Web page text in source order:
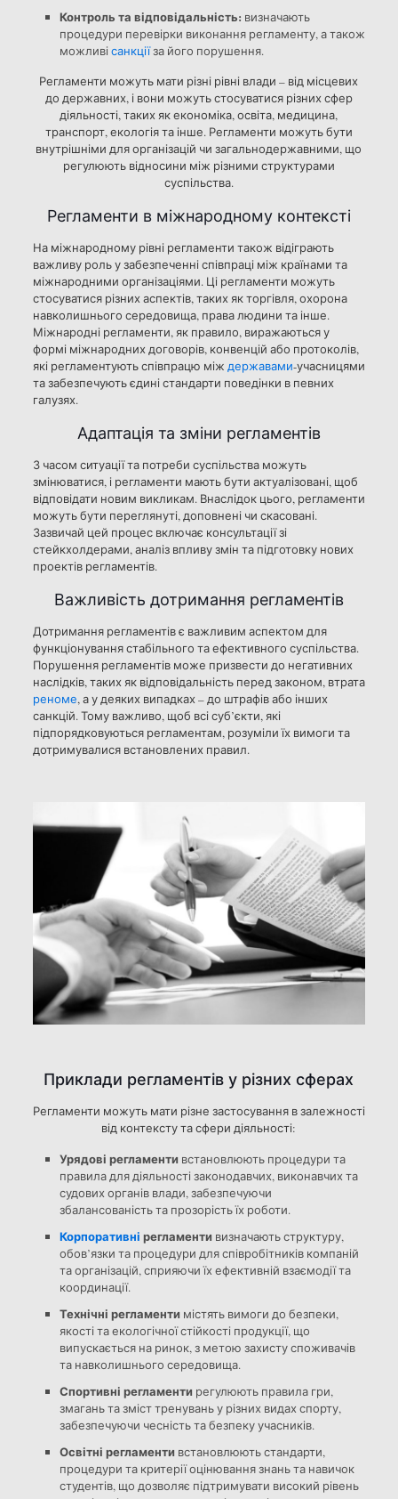
Контроль та відповідальність: визначають
процедури перевірки виконання регламенту, а також
можливі санкціїза його порушення.
Регламенти можуть мати різні рівні влади – від місцевих
до державних, і вони можуть стосуватися різних сфер
діяльності, таких як економіка, освіта, медицина,
транспорт, екологія та інше. Регламенти можуть бути
внутрішніми для організацій чи загальнодержавними, що
регулюють відносини між різними структурами
суспільства.
Регламенти в міжнародному контексті
На міжнародному рівні регламенти також відіграють
важливу роль у забезпеченні співпраці між країнами та
міжнародними організаціями. Ці регламенти можуть
стосуватися різних аспектів, таких як торгівля, охорона
навколишнього середовища, права людини та інше.
Міжнародні регламенти, як правило, виражаються у
формі міжнародних договорів, конвенцій або протоколів,
які регламентують співпрацю між державами-учасницями
та забезпечують єдині стандарти поведінки в певних
галузях.
Адаптація та зміни регламентів
З часом ситуації та потреби суспільства можуть
змінюватися, і регламенти мають бути актуалізовані, щоб
відповідати новим викликам. Внаслідок цього, регламенти
можуть бути переглянуті, доповнені чи скасовані.
Зазвичай цей процес включає консультації зі
стейкхолдерами, аналіз впливу змін та підготовку нових
проектів регламентів.
Важливість дотримання регламентів
Дотримання регламентів є важливим аспектом для
функціонування стабільного та ефективного суспільства.
Порушення регламентів може призвести до негативних
наслідків, таких як відповідальність перед законом, втрата
реноме, а у деяких випадках – до штрафів або інших
санкцій. Тому важливо, щоб всі суб’єкти, які
підпорядковуються регламентам, розуміли їх вимоги та
дотримувалися встановлених правил.
Приклади регламентів у різних сферах
Регламенти можуть мати різне застосування в залежності
від контексту та сфери діяльності:
Урядові регламентивстановлюють процедури та
правила для діяльності законодавчих, виконавчих та
судових органів влади, забезпечуючи
збалансованість та прозорість їх роботи.
Корпоративні регламентивизначають структуру,
обов’язки та процедури для співробітників компаній
та організацій, сприяючи їх ефективній взаємодії та
координації.
Технічні регламентимістять вимоги до безпеки,
якості та екологічної стійкості продукції, що
випускається на ринок, з метою захисту споживачів
та навколишнього середовища.
Спортивні регламентирегулюють правила гри,
змагань та зміст тренувань у різних видах спорту,
забезпечуючи чесність та безпеку учасників.
Освітні регламентивстановлюють стандарти,
процедури та критерії оцінювання знань та навичок
студентів, що дозволяє підтримувати високий рівень